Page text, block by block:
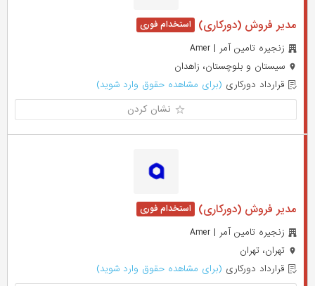
مدیر فروش (دورکاری)
زنجیره تامین آمر | Amer
سیستان و بلوچستان، زاهدان
قرارداد دورکاری (برای مشاهده حقوق وارد شوید)
نشان کردن
مدیر فروش (دورکاری)
زنجیره تامین آمر | Amer
تهران، تهران
قرارداد دورکاری (برای مشاهده حقوق وارد شوید)